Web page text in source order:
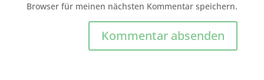
Browser für meinen nächsten Kommentar speichern.